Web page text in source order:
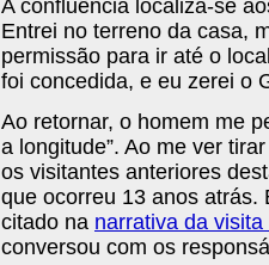
A confluência localiza-se
Entrei no terreno da casa,
permissão para ir até o
foi concedida, e eu zerei o
Ao retornar, o homem me
a longitude”. Ao me ver
os visitantes anteriores
que ocorreu 13 anos atrás.
citado na narrativa da visita
conversou com os